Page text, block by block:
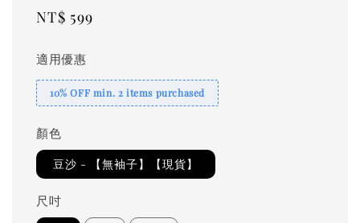
Regular
NT$ 599
適用優惠
10% OFF min. 2 items purchased
顏色
豆沙 - 【無袖子】【現貨】
尺吋